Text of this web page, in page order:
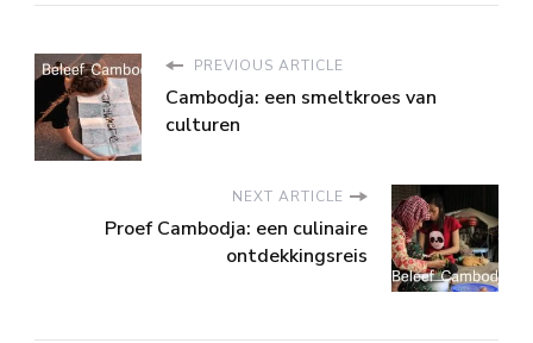
PREVIOUS ARTICLE
Cambodja: een smeltkroes van
culturen
NEXT ARTICLE
Proef Cambodja: een culinaire
ontdekkingsreis